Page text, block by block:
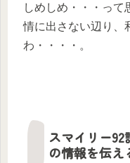
しめしめ・・・って
情に出さない辺り、
わ・・・・。
スマイリー
の情報を伝え